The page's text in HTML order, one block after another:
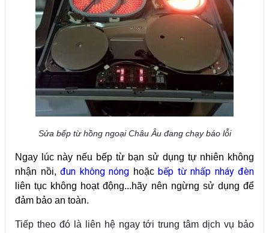
Sửa bếp từ hồng ngoại Châu Âu đang chạy báo lỗi
Ngay lúc này nếu bếp từ bạn sử dụng tự nhiên không
nhận nồi, đun không nóng hoặc bếp từ nhấp nháy đèn
liên tục không hoạt động...hãy nên ngừng sử dụng để
đảm bảo an toàn.
Tiếp theo đó là liên hệ ngay tới trung tâm dịch vụ bảo